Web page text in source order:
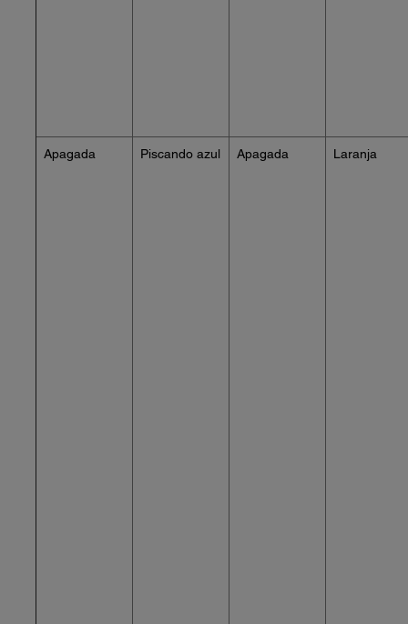
Apagada Piscando azul Apagada Laranja